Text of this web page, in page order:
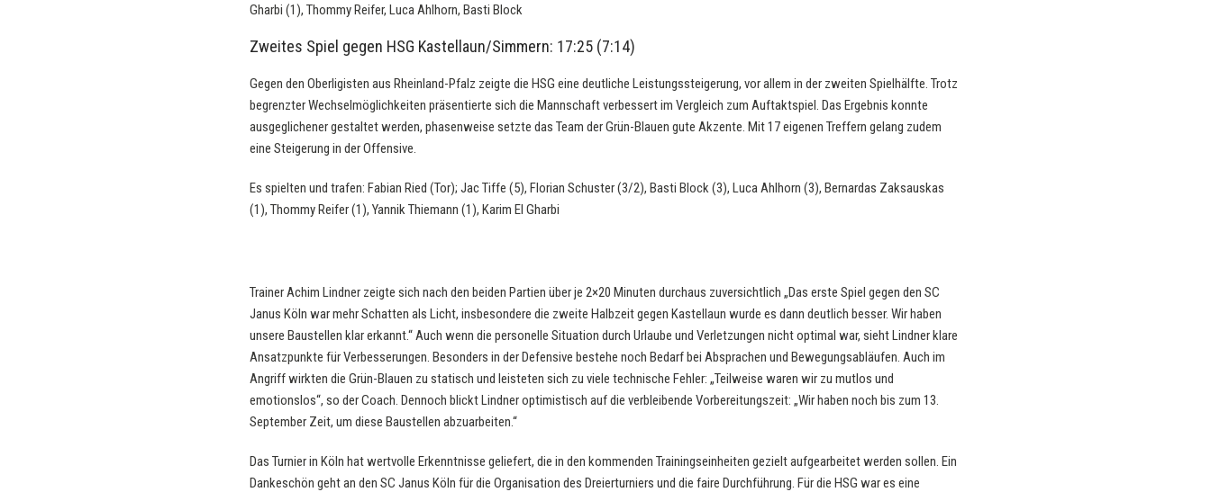
Gharbi (1), Thommy Reifer, Luca Ahlhorn, Basti Block
Zweites Spiel gegen HSG Kastellaun/Simmern: 17:25 (7:14)
Gegen den Oberligisten aus Rheinland-Pfalz zeigte die HSG eine deutliche Leistungssteigerung, vor allem in der zweiten Spielhälfte. Trotz
begrenzter Wechselmöglichkeiten präsentierte sich die Mannschaft verbessert im Vergleich zum Auftaktspiel. Das Ergebnis konnte
ausgeglichener gestaltet werden, phasenweise setzte das Team der Grün-Blauen gute Akzente. Mit 17 eigenen Treffern gelang zudem
eine Steigerung in der Offensive.
Es spielten und trafen: Fabian Ried (Tor); Jac Tiffe (5), Florian Schuster (3/2), Basti Block (3), Luca Ahlhorn (3), Bernardas Zaksauskas
(1), Thommy Reifer (1), Yannik Thiemann (1), Karim El Gharbi
Trainer Achim Lindner zeigte sich nach den beiden Partien über je 2×20 Minuten durchaus zuversichtlich „Das erste Spiel gegen den SC
Janus Köln war mehr Schatten als Licht, insbesondere die zweite Halbzeit gegen Kastellaun wurde es dann deutlich besser. Wir haben
unsere Baustellen klar erkannt.“ Auch wenn die personelle Situation durch Urlaube und Verletzungen nicht optimal war, sieht Lindner klare
Ansatzpunkte für Verbesserungen. Besonders in der Defensive bestehe noch Bedarf bei Absprachen und Bewegungsabläufen. Auch im
Angriff wirkten die Grün-Blauen zu statisch und leisteten sich zu viele technische Fehler: „Teilweise waren wir zu mutlos und
emotionslos“, so der Coach. Dennoch blickt Lindner optimistisch auf die verbleibende Vorbereitungszeit: „Wir haben noch bis zum 13.
September Zeit, um diese Baustellen abzuarbeiten.“
Das Turnier in Köln hat wertvolle Erkenntnisse geliefert, die in den kommenden Trainingseinheiten gezielt aufgearbeitet werden sollen. Ein
Dankeschön geht an den SC Janus Köln für die Organisation des Dreierturniers und die faire Durchführung. Für die HSG war es eine